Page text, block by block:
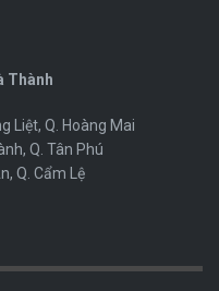
Thành
Liệt, Q. Hoàng Mai
Q. Tân Phú
Q. Cẩm Lệ